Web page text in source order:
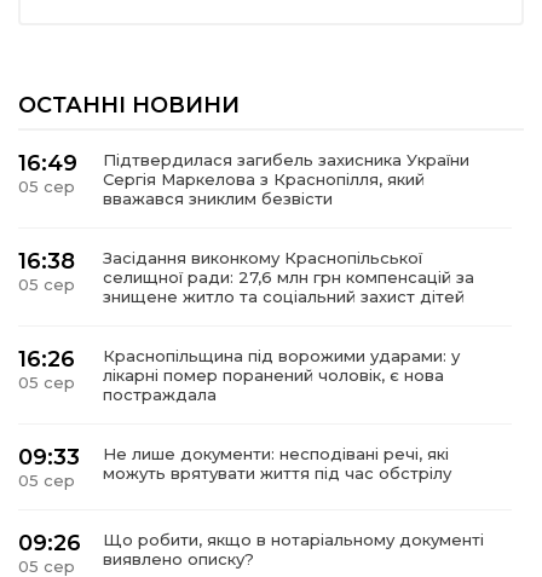
ОСТАННІ НОВИНИ
16:49
05 сер
Підтвердилася загибель захисника України
Сергія Маркелова з Краснопілля, який
вважався зниклим безвісти
16:38
05 сер
Засідання виконкому Краснопільської
селищної ради: 27,6 млн грн компенсацій за
знищене житло та соціальний захист дітей
16:26
05 сер
Краснопільщина під ворожими ударами: у
лікарні помер поранений чоловік, є нова
постраждала
09:33
05 сер
Не лише документи: несподівані речі, які
можуть врятувати життя під час обстрілу
09:26
05 сер
Що робити, якщо в нотаріальному документі
виявлено описку?